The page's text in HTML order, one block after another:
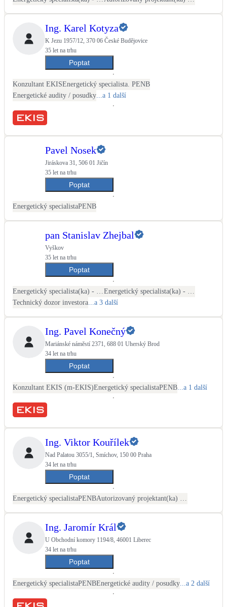
Ing. Karel Kotyza
K Jezu 1957/12, 370 06 České Budějovice
35 let na trhu
Poptat
Konzultant EKISEnergetický specialista. PENB
Energetické audity / posudky ...a 1 další
Pavel Nosek
Jiráskova 31, 506 01 Jičín
35 let na trhu
Poptat
Energetický specialistaPENB
pan Stanislav Zhejbal
Vyškov
35 let na trhu
Poptat
Technický dozor investora ...a 3 další
Ing. Pavel Konečný
Mariánské náměstí 2371, 688 01 Uherský Brod
34 let na trhu
Poptat
Konzultant EKIS (m-EKIS)Energetický specialistaPENB ...a 1 další
Ing. Viktor Kouřílek
Nad Palatou 3055/1, Smíchov, 150 00 Praha
34 let na trhu
Poptat
Energetický specialistaPENB
Ing. Jaromír Král
U Obchodní komory 1194/8, 46001 Liberec
34 let na trhu
Poptat
Energetický specialistaPENBEnergetické audity / posudky ...a 2 další